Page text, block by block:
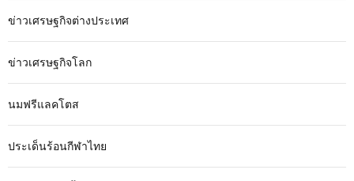
ข่าวเศรษฐกิจต่างประเทศ
ข่าวเศรษฐกิจโลก
นมฟรีแลคโตส
ประเด็นร้อนกีฬาไทย